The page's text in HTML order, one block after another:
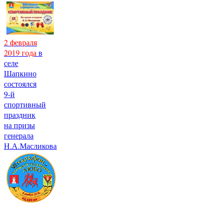
2 февраля
2019 года в
селе
Шапкино
состоялся
9-й
спортивный
праздник
на призы
генерала
Н.А.Масликова